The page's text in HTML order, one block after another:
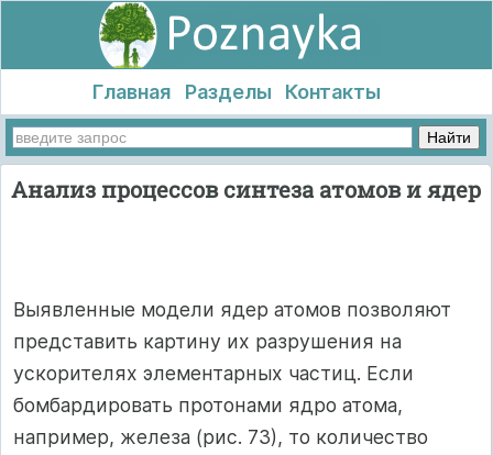
Главная Разделы Контакты
Анализ процессов синтеза атомов и ядер
Выявленные модели ядер атомов позволяют
представить картину их разрушения на
ускорителях элементарных частиц. Если
бомбардировать протонами ядро атома,
например, железа (рис. 73), то количество